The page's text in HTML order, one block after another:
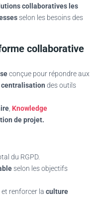
collaboratives les
selon les besoins des
collaborative
conçue pour répondre aux
centralisation des outils
Knowledge
de projet.
du RGPD.
selon les objectifs
et renforcer la culture